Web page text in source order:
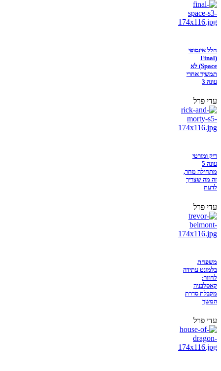
חלל אינסופי
(Final
Space) לא
תמשיך אחרי
עונה 3
עדי פרל
ריק ומורטי
עונה 5
מתחילה מחר,
זה מה שצריך
לדעת
עדי פרל
משפחת
בלמונט עתידה
לחזור:
קאסלבניה
מקבלת סדרת
המשך
עדי פרל